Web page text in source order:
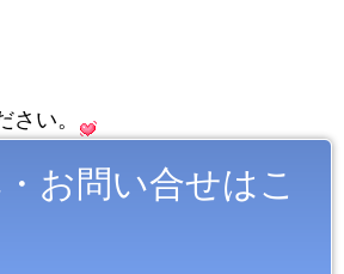
さい。
お問い合せはこ